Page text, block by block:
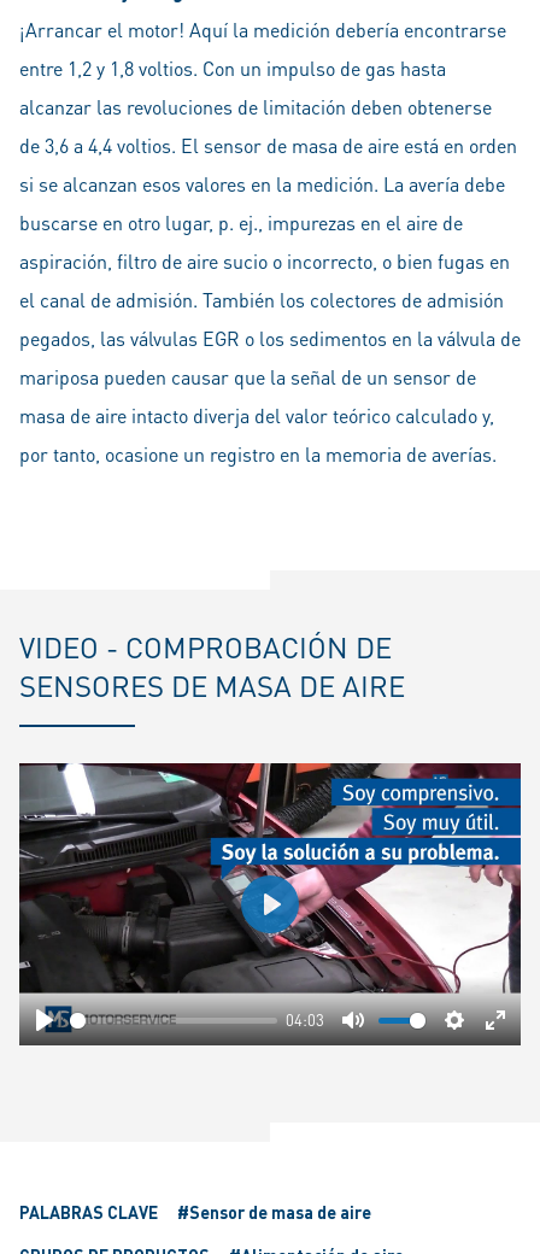
¡Arrancar el motor! Aquí la medición debería encontrarse
entre 1,2 y 1,8 voltios. Con un impulso de gas hasta
alcanzar las revoluciones de limitación deben obtenerse
de 3,6 a 4,4 voltios. El sensor de masa de aire está en orden
si se alcanzan esos valores en la medición. La avería debe
buscarse en otro lugar, p. ej., impurezas en el aire de
aspiración, filtro de aire sucio o incorrecto, o bien fugas en
el canal de admisión. También los colectores de admisión
pegados, las válvulas EGR o los sedimentos en la válvula de
mariposa pueden causar que la señal de un sensor de
masa de aire intacto diverja del valor teórico calculado y,
por tanto, ocasione un registro en la memoria de averías.
VIDEO - COMPROBACIÓN DE
SENSORES DE MASA DE AIRE
Play
04:03
Mute Settings
Play
PALABRAS CLAVE
#Sensor de masa de aire